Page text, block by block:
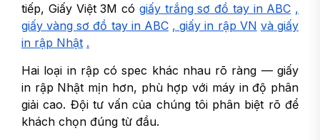
tiếp, Giấy Việt 3M có giấy trắng sơ đồ tay in ABC ,
giấy vàng sơ đồ tay in ABC ,giấy in rập VN vàgiấy
in rập Nhật .
Hai loại in rập có spec khác nhau rõ ràng — giấy
in rập Nhật mịn hơn, phù hợp với máy in độ phân
giải cao. Đội tư vấn của chúng tôi phân biệt rõ để
khách chọn đúng từ đầu.